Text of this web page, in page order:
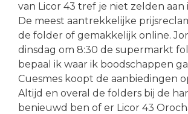
van Licor 43 tref je niet zelden aan
De meest aantrekkelijke
de folder of gemakkelijk online.
dinsdag om 8:30 de supermarkt
bepaal ik waar ik boodschappen
Cuesmes koopt de aanbiedingen
Altijd en overal de folders bij de
benieuwd ben of er Licor 43